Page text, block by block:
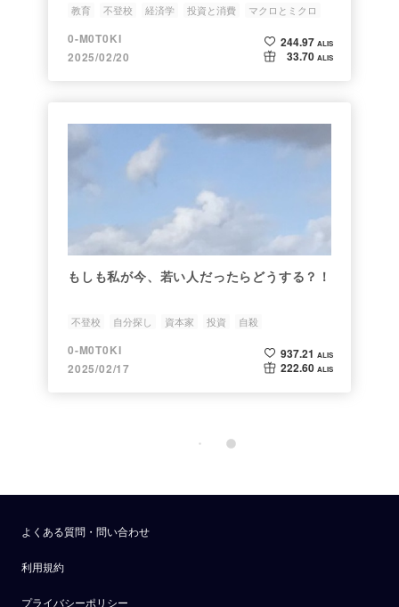
教育 不登校 経済学 投資と消費 マクロとミクロ
0-M0T0KI
2025/02/20
244.97 ALIS
33.70 ALIS
もしも私が今、若い人だったらどうする？！
不登校 自分探し 資本家 投資 自殺
0-M0T0KI
2025/02/17
937.21 ALIS
222.60 ALIS
よくある質問・問い合わせ
利用規約
プライバシーポリシー